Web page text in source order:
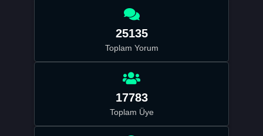
25135
Toplam Yorum
17783
Toplam Üye